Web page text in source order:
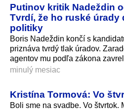
Putinov kritik Nadeždin
Tvrdí, že ho ruské úrady
politiky
Boris Nadeždin končí s
priznáva tvrdý tlak úradov.
agentov mu podľa zákona
minulý mesiac
Kristína Tormová: Vo
Boli sme na svadbe. Vo štvrtok.